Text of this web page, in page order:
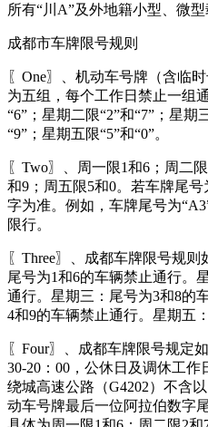
所有“川A”及外地籍小型、微型
成都市车牌限号规则
〖One〗、机动车号牌（含临
为五组，每个工作日禁止一组
“6”；星期二限“2”和“7”；星期
“9”；星期五限“5”和“0”。
〖Two〗、周一限1和6；周二
和9；周五限5和0。若车牌尾
字为准。例如，车牌尾号为
限行。
〖Three〗、成都车牌限号规
尾号为1和6的车辆禁止通行。
通行。星期三：尾号为3和8的
4和9的车辆禁止通行。星期五
〖Four〗、成都车牌限号规定
30-20：00，公休日及调休工
绕城高速公路（G4202）不含
动车号牌最后一位阿拉伯数字